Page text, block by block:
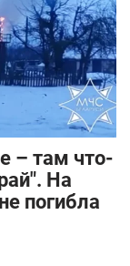
– там что-
На
погибла